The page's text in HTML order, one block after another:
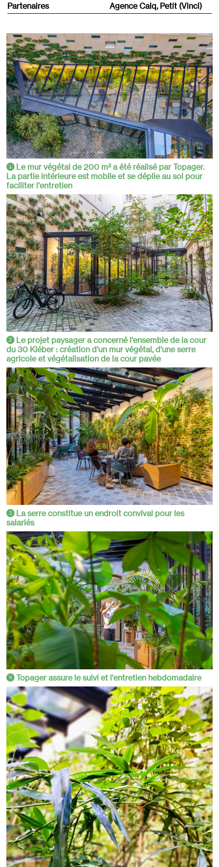
Partenaires
Agence Calq, Petit (Vinci)
1Le mur végétal de 200 m² a été réalisé par Topager.
La partie intérieure est mobile et se déplie au sol pour
faciliter l'entretien
2Le projet paysager a concerné l'ensemble de la cour
du 30 Kléber : création d'un mur végétal, d'une serre
agricole et végétalisation de la cour pavée
3La serre constitue un endroit convival pour les
salariés
4Topager assure le suivi et l'entretien hebdomadaire